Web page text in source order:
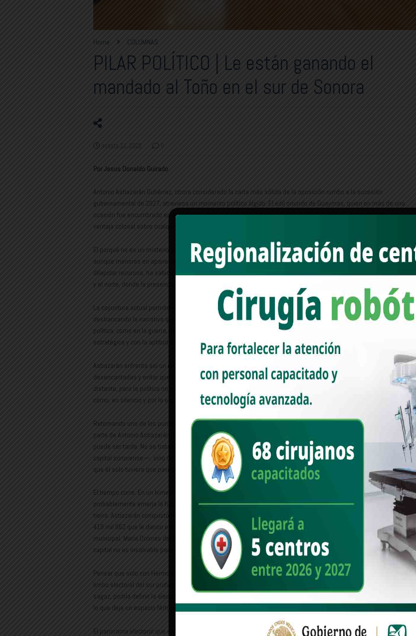
Home COLUMNAS
PILAR POLÍTICO | Le están ganando el
mandado al Toño en el sur de Sonora
agosto 11, 2025 0
Por Jesus Donaldo Guirado
Antonio Astiazarán Gutiérrez, otrora considerado la carta más sólida de la oposición rumbo a la sucesión
gubernamental de 2027, atraviesa un momento político álgido. El edil oriundo de Guaymas, quien en más de una
ocasión fue encumbrado en encuestas nacionales como el mejor alcalde de México, parecía haber fincado una
ventaja colosal sobre cualquier eventual contrincante. Sin embargo, esa proyección hoy se percibe menguada.
El porqué no es un misterio para la grey política. Por un lado, el mal asesoramiento ha derivado en decisiones que,
aunque menores en apariencia, han sido perniciosas en sus efectos. Morena, con una estrategia ceñida y sin
dilapidar recursos, ha sabido permear en sectores donde el “Toño” dejó un vacío: el sur, prácticamente en abandono,
y el norte, donde la presencia municipal se ha tornado marginal.
La coyuntura actual permite ver cómo la maquinaria oficialista, sin estridencia pero con cálculo quirúrgico, ha ido
desbancando la narrativa que posicionaba al alcalde como “la única, pequeña opción” para un relevo opositor. En
política, como en la guerra, no basta con haber alcanzado la cúspide; se requiere mantenerla con pulcritud
estratégica y con la aptitud de anticipar el próximo movimiento del adversario.
Astiazarán enfrenta así un reto insoslayable: recomponer su proyección, recobrar el beneplácito de comarcas hoy
desencantadas y evitar que la inercia adversa se convierta en una debacle irreversible. La sucesión aún está
distante, pero la política no perdona la procrastinación; quien se confía en la ventaja pretérita, corre el riesgo de ver
cómo, en silencio y por la espalda, le arrebatan el mandado.
Retomando uno de los puntos torales: el sur de Sonora permanece en un estado de completo abandono político por
parte de Antonio Astiazarán. En este tablero, debe recordar que nunca es temprano para hacer campaña, pero sí
puede ser tarde. No se trata de emprender una extensa cruzada proselitista —pues sigue siendo mandatario de la
capital sonorense—, sino de comprender que, con un equipo versado y proactivo, ya habrían raspado el camino para
que él solo tuviera que pavimentar.
El tiempo corre. En un bimestre, Morena soltará a sus “corcholatas” estatales y, de ese cónclave, muy
probablemente emerja la figura que contenderá por la gubernatura. La advertencia es clara: mantener los pies en la
tierra. Astiazarán conquistó Hermosillo con 143 mil 647 votos, cifra nada desdeñable, pero que palidece frente a los
419 mil 662 que le dieron el triunfo a Alfonso Durazo en la elección estatal pasada. Incluso, en la misma contienda
municipal, María Dolores del Río, por Morena, obtuvo 120 mil 260 sufragios, evidenciando que la diferencia en la
capital no es insalvable para el oficialismo.
Pensar que solo con Hermosillo podrá conquistar la gubernatura es una falacia. El verdadero botín político está en el
limbo electoral del sur profundo, un electorado indeciso, huérfano de atención y que, en manos de un candidato
sagaz, podría definir la elección. Más aún si se considera que Morena tampoco ha trabajado con ahínco esa región,
lo que deja un espacio fértil para la siembra política.
El panorama electoral que enfrenta Antonio Astiazarán es complejo por tres razones insoslayables. Primero, la